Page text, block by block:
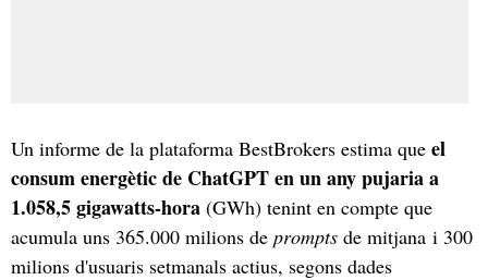
Un informe de la plataforma BestBrokers estima que el
consum energètic de ChatGPT en un any pujaria a
1.058,5 gigawatts-hora (GWh) tenint en compte que
acumula uns 365.000 milions de prompts de mitjana i 300
milions d'usuaris setmanals actius, segons dades